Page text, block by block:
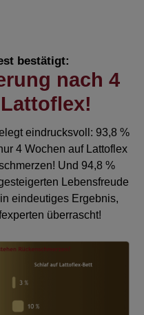
bestätigt:
nach 4
eindrucksvoll: 93,8 %
4 Wochen auf Lattoflex
Und 94,8 %
Lebensfreude
eindeutiges Ergebnis,
überrascht!